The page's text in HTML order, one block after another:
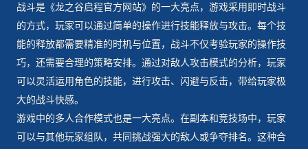
战斗是《龙之谷启程官方网站》的一大亮点，游戏采用即时战斗
的方式，玩家可以通过简单的操作进行技能释放与攻击。每个技
能的释放都需要精准的时机与位置，战斗不仅考验玩家的操作技
巧，还需要合理的策略安排。通过对敌人攻击模式的分析，玩家
可以灵活运用角色的技能，进行攻击、闪避与反击，带给玩家极
大的战斗快感。
游戏中的多人合作模式也是一大亮点。在副本和竞技场中，玩家
可以与其他玩家组队，共同挑战强大的敌人或争夺排名。这种合